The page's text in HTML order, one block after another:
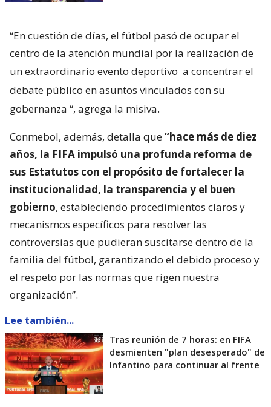
“En cuestión de días, el fútbol pasó de ocupar el
centro de la atención mundial por la realización de
un extraordinario evento deportivo a concentrar el
debate público en asuntos vinculados con su
gobernanza “, agrega la misiva.
Conmebol, además, detalla que“hace más de diez
años, la FIFA impulsó una profunda reforma de
sus Estatutos con el propósito de fortalecer la
institucionalidad, la transparencia y el buen
gobierno, estableciendo procedimientos claros y
mecanismos específicos para resolver las
controversias que pudieran suscitarse dentro de la
familia del fútbol, garantizando el debido proceso y
el respeto por las normas que rigen nuestra
organización”.
Lee también...
Tras reunión de 7 horas: en FIFA
desmienten "plan desesperado" de
Infantino para continuar al frente